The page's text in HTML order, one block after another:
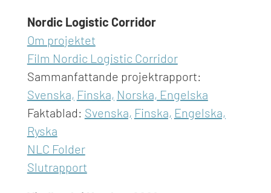
Nordic Logistic Corridor
Om projektet
Film Nordic Logistic Corridor
Sammanfattande projektrapport:
Svenska, Finska, Norska, Engelska
Faktablad: Svenska, Finska, Engelska,
Ryska
NLC Folder
Slutrapport